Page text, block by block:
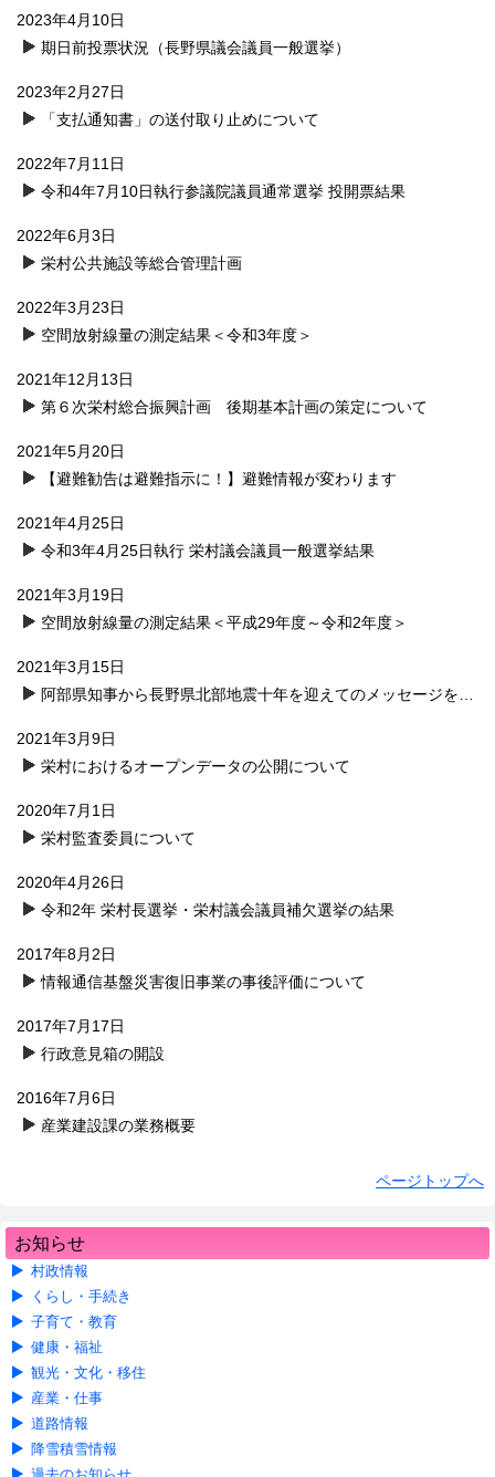
2023年4月10日
期日前投票状況（長野県議会議員一般選挙）
2023年2月27日
「支払通知書」の送付取り止めについて
2022年7月11日
令和4年7月10日執行参議院議員通常選挙 投開票結果
2022年6月3日
栄村公共施設等総合管理計画
2022年3月23日
空間放射線量の測定結果＜令和3年度＞
2021年12月13日
第６次栄村総合振興計画 後期基本計画の策定について
2021年5月20日
【避難勧告は避難指示に！】避難情報が変わります
2021年4月25日
令和3年4月25日執行 栄村議会議員一般選挙結果
2021年3月19日
空間放射線量の測定結果＜平成29年度～令和2年度＞
2021年3月15日
2021年3月9日
栄村におけるオープンデータの公開について
2020年7月1日
栄村監査委員について
2020年4月26日
令和2年 栄村長選挙・栄村議会議員補欠選挙の結果
2017年8月2日
情報通信基盤災害復旧事業の事後評価について
2017年7月17日
行政意見箱の開設
2016年7月6日
産業建設課の業務概要
ページトップへ
お知らせ
村政情報
くらし・手続き
子育て・教育
健康・福祉
観光・文化・移住
産業・仕事
道路情報
降雪積雪情報